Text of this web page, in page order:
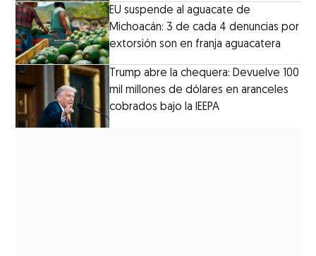
EU suspende al aguacate de
Michoacán: 3 de cada 4 denuncias por
extorsión son en franja aguacatera
Trump abre la chequera: Devuelve 100
mil millones de dólares en aranceles
cobrados bajo la IEEPA